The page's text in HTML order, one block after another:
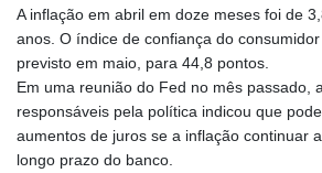
A inflação em abril em doze meses foi de
anos. O índice de confiança do
previsto em maio, para 44,8 pontos.
Em uma reunião do Fed no mês passado,
responsáveis pela política indicou que
aumentos de juros se a inflação continuar
longo prazo do banco.